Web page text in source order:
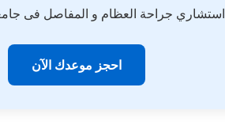
استشاري جراحة العظام و المفاصل فى
احجز موعدك الآن